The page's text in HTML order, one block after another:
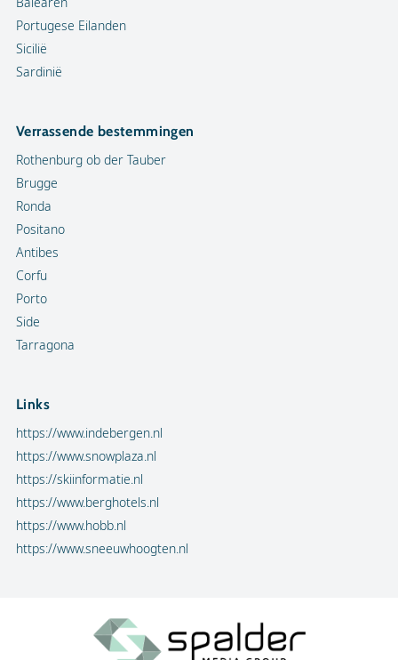
Portugese Eilanden
Sicilië
Sardinië
Verrassende bestemmingen
Rothenburg ob der Tauber
Brugge
Ronda
Positano
Antibes
Corfu
Porto
Side
Tarragona
Links
https://www.indebergen.nl
https://www.snowplaza.nl
https://skiinformatie.nl
https://www.berghotels.nl
https://www.hobb.nl
https://www.sneeuwhoogten.nl